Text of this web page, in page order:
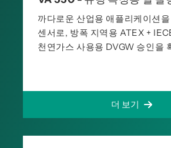
까다로운 산업용 애플리케이션
센서로, 방폭 지역용 ATEX +
천연가스 사용용 DVGW 승인을
더 보기